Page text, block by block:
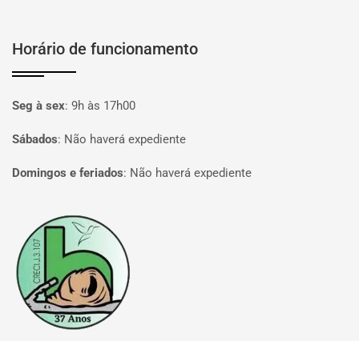
Horário de funcionamento
Seg à sex: 9h às 17h00
Sábados: Não haverá expediente
Domingos e feriados: Não haverá expediente
Página inicial